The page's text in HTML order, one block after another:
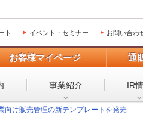
ト イベント・セミナー お問い合わ
お客様マイページ 通
事業紹介 IR
向け販売管理の新テンプレートを発売